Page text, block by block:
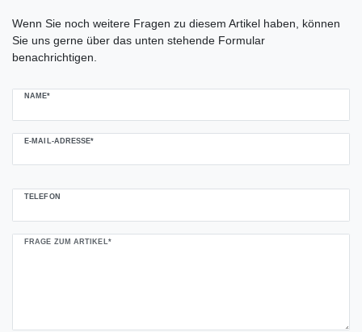
Wenn Sie noch weitere Fragen zu diesem Artikel haben, können
Sie uns gerne über das unten stehende Formular
benachrichtigen.
NAME*
E-MAIL-ADRESSE*
TELEFON
FRAGE ZUM ARTIKEL*